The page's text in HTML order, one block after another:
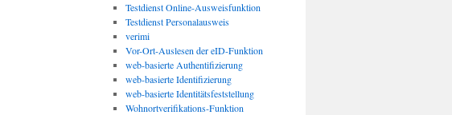
Testdienst Online-Ausweisfunktion
Testdienst Personalausweis
verimi
Vor-Ort-Auslesen der eID-Funktion
web-basierte Authentifizierung
web-basierte Identifizierung
web-basierte Identitätsfeststellung
Wohnortverifikations-Funktion